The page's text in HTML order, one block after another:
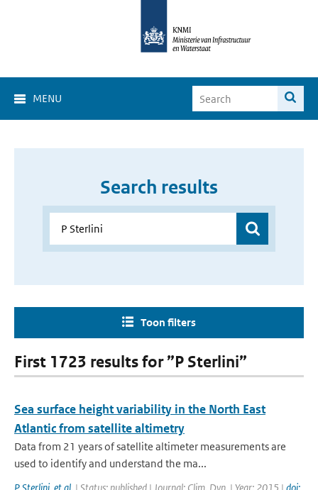
MENU
Search results
Toon filters
First 1723 results for ”P Sterlini”
Sea surface height variability in the North East
Atlantic from satellite altimetry
Data from 21 years of satellite altimeter measurements are
used to identify and understand the ma...